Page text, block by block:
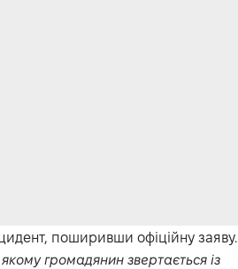
поширивши офіційну заяву.
громадянин звертається із